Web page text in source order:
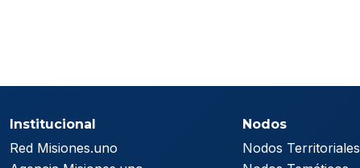
Institucional
Red Misiones.uno
Nodos
Nodos Territoriales